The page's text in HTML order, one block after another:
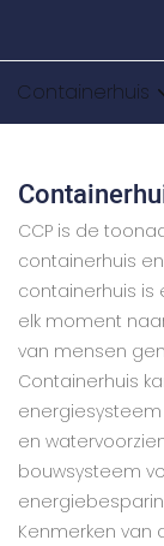
Containerhuis
CCP is de
containerhuis
containerhuis is
elk moment
van mensen
Containerhuis
en
bouwsysteem
Kenmerken van